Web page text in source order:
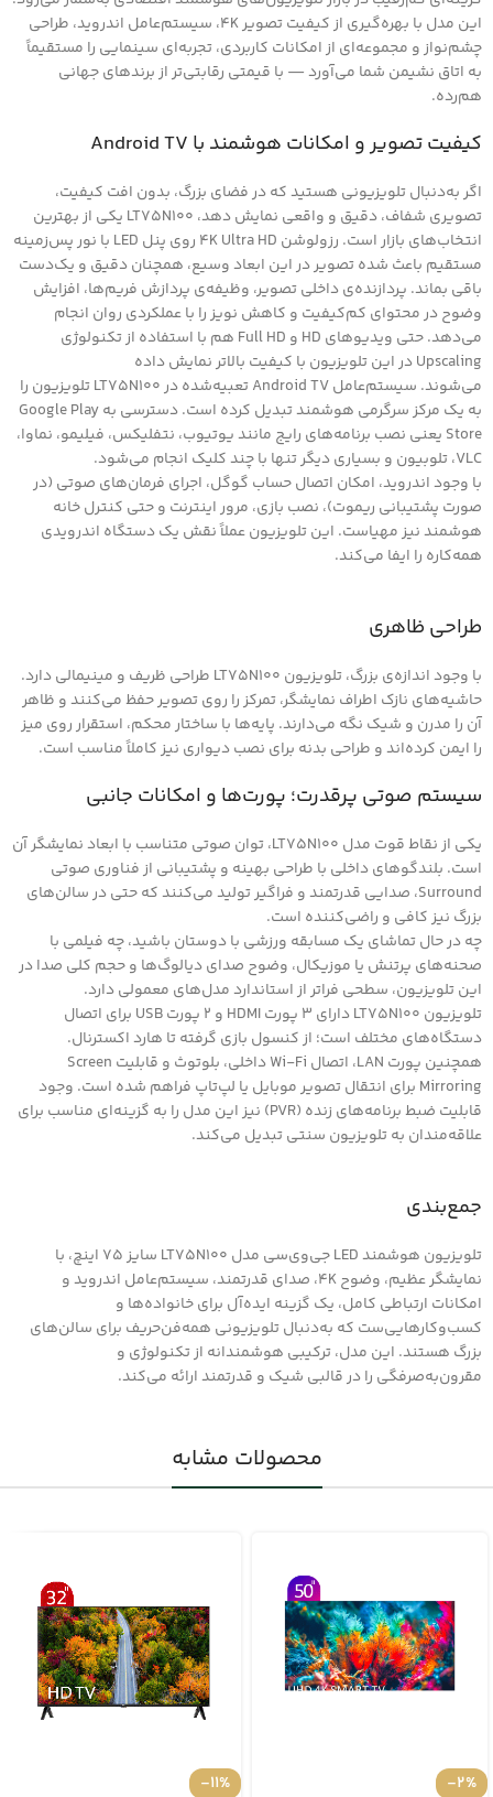
این مدل با بهره‌گیری از کیفیت تصویر 4K، سیستم‌عامل اندروید، طراحی
چشم‌نواز و مجموعه‌ای از امکانات کاربردی، تجربه‌ای سینمایی را مستقیماً
به اتاق نشیمن شما می‌آورد — با قیمتی رقابتی‌تر از برندهای جهانی
هم‌رده.
کیفیت تصویر و امکانات هوشمند با Android TV
اگر به‌دنبال تلویزیونی هستید که در فضای بزرگ، بدون افت کیفیت،
تصویری شفاف، دقیق و واقعی نمایش دهد، LT75N100 یکی از بهترین
انتخاب‌های بازار است. رزولوشن 4K Ultra HD روی پنل LED با نور پس‌زمینه
مستقیم باعث شده تصویر در این ابعاد وسیع، همچنان دقیق و یک‌دست
باقی بماند. پردازنده‌ی داخلی تصویر، وظیفه‌ی پردازش فریم‌ها، افزایش
وضوح در محتوای کم‌کیفیت و کاهش نویز را با عملکردی روان انجام
می‌دهد. حتی ویدیوهای HD و Full HD هم با استفاده از تکنولوژی
Upscaling در این تلویزیون با کیفیت بالاتر نمایش داده
می‌شوند. سیستم‌عامل Android TV تعبیه‌شده در LT75N100 تلویزیون را
به یک مرکز سرگرمی هوشمند تبدیل کرده است. دسترسی به Google Play
Store یعنی نصب برنامه‌های رایج مانند یوتیوب، نتفلیکس، فیلیمو، نماوا،
VLC، تلوبیون و بسیاری دیگر تنها با چند کلیک انجام می‌شود.
با وجود اندروید، امکان اتصال حساب گوگل، اجرای فرمان‌های صوتی (در
صورت پشتیبانی ریموت)، نصب بازی، مرور اینترنت و حتی کنترل خانه
هوشمند نیز مهیاست. این تلویزیون عملاً نقش یک دستگاه اندرویدی
همه‌کاره را ایفا می‌کند.
طراحی ظاهری
با وجود اندازه‌ی بزرگ، تلویزیون LT75N100 طراحی ظریف و مینیمالی دارد.
حاشیه‌های نازک اطراف نمایشگر، تمرکز را روی تصویر حفظ می‌کنند و ظاهر
آن را مدرن و شیک نگه می‌دارند. پایه‌ها با ساختار محکم، استقرار روی میز
را ایمن کرده‌اند و طراحی بدنه برای نصب دیواری نیز کاملاً مناسب است.
سیستم صوتی پرقدرت؛ پورت‌ها و امکانات جانبی
یکی از نقاط قوت مدل LT75N100، توان صوتی متناسب با ابعاد نمایشگر آن
است. بلندگوهای داخلی با طراحی بهینه و پشتیبانی از فناوری صوتی
Surround، صدایی قدرتمند و فراگیر تولید می‌کنند که حتی در سالن‌های
بزرگ نیز کافی و راضی‌کننده است.
چه در حال تماشای یک مسابقه ورزشی با دوستان باشید، چه فیلمی با
صحنه‌های پرتنش یا موزیکال، وضوح صدای دیالوگ‌ها و حجم کلی صدا در
این تلویزیون، سطحی فراتر از استاندارد مدل‌های معمولی دارد.
تلویزیون LT75N100 دارای ۳ پورت HDMI و ۲ پورت USB برای اتصال
دستگاه‌های مختلف است؛ از کنسول بازی گرفته تا هارد اکسترنال.
همچنین پورت LAN، اتصال Wi-Fi داخلی، بلوتوث و قابلیت Screen
Mirroring برای انتقال تصویر موبایل یا لپ‌تاپ فراهم شده است. وجود
قابلیت ضبط برنامه‌های زنده (PVR) نیز این مدل را به گزینه‌ای مناسب برای
علاقه‌مندان به تلویزیون سنتی تبدیل می‌کند.
جمع‌بندی
تلویزیون هوشمند LED جی‌وی‌سی مدل LT75N100 سایز ۷۵ اینچ، با
نمایشگر عظیم، وضوح 4K، صدای قدرتمند، سیستم‌عامل اندروید و
امکانات ارتباطی کامل، یک گزینه ایده‌آل برای خانواده‌ها و
کسب‌وکارهایی‌ست که به‌دنبال تلویزیونی همه‌فن‌حریف برای سالن‌های
بزرگ هستند. این مدل، ترکیبی هوشمندانه از تکنولوژی و
مقرون‌به‌صرفگی را در قالبی شیک و قدرتمند ارائه می‌کند.
محصولات مشابه
-2%
-11%